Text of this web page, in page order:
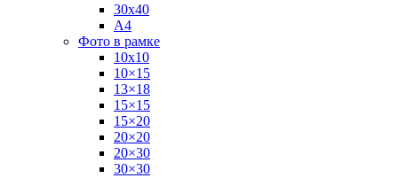
30х40
А4
Фото в рамке
10х10
10×15
13×18
15×15
15×20
20×20
20×30
30×30